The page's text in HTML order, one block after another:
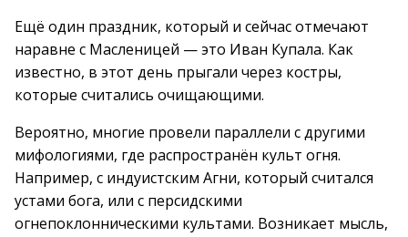
Ещё один праздник, который и сейчас отмечают
наравне с Масленицей — это Иван Купала. Как
известно, в этот день прыгали через костры,
которые считались очищающими.
Вероятно, многие провели параллели с другими
мифологиями, где распространён культ огня.
Например, с индуистским Агни, который считался
устами бога, или с персидскими
огнепоклонническими культами. Возникает мысль,